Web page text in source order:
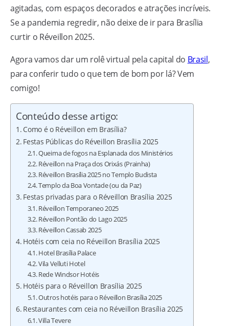
agitadas, com espaços decorados e atrações incríveis.
Se a pandemia regredir, não deixe de ir para Brasília
curtir o Réveillon 2025.
Agora vamos dar um rolê virtual pela capital do Brasil,
para conferir tudo o que tem de bom por lá? Vem
comigo!
Conteúdo desse artigo:
Como é o Réveillon em Brasília?
Festas Públicas do Réveillon Brasília 2025
Queima de fogos na Esplanada dos Ministérios
Réveillon na Praça dos Orixás (Prainha)
Réveillon Brasília 2025 no Templo Budista
Templo da Boa Vontade (ou da Paz)
Festas privadas para o Réveillon Brasília 2025
Réveillon Temporaneo 2025
Réveillon Pontão do Lago 2025
Réveillon Cassab 2025
Hotéis com ceia no Réveillon Brasília 2025
Hotel Brasília Palace
Vila Velluti Hotel
Rede Windsor Hotéis
Hotéis para o Réveillon Brasília 2025
Outros hotéis para o Réveillon Brasília 2025
Restaurantes com ceia no Réveillon Brasília 2025
Villa Tevere